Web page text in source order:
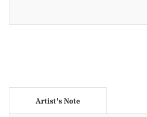
Artist's Note